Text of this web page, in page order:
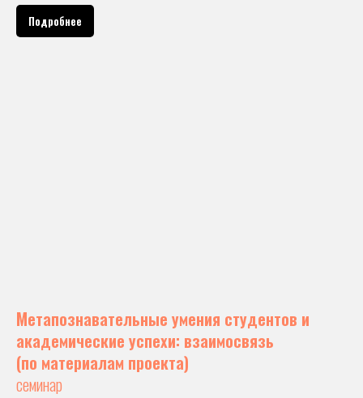
Подробнее
Метапознавательные умения студентов и
академические успехи: взаимосвязь
(по материалам проекта)
семинар